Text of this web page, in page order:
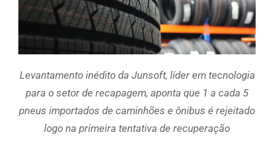
Levantamento inédito da Junsoft, líder em tecnologia
para o setor de recapagem, aponta que 1 a cada 5
pneus importados de caminhões e ônibus é rejeitado
logo na primeira tentativa de recuperação